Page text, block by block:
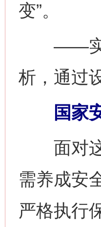
变”。
——实施
析，通过
国家安
面对这
需养成安
严格执行